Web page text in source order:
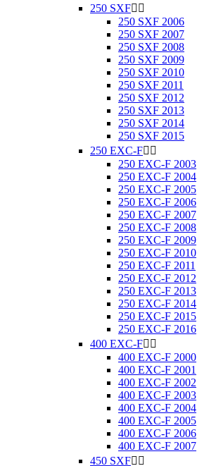
250 SXF 
250 SXF 2006
250 SXF 2007
250 SXF 2008
250 SXF 2009
250 SXF 2010
250 SXF 2011
250 SXF 2012
250 SXF 2013
250 SXF 2014
250 SXF 2015
250 EXC-F 
250 EXC-F 2003
250 EXC-F 2004
250 EXC-F 2005
250 EXC-F 2006
250 EXC-F 2007
250 EXC-F 2008
250 EXC-F 2009
250 EXC-F 2010
250 EXC-F 2011
250 EXC-F 2012
250 EXC-F 2013
250 EXC-F 2014
250 EXC-F 2015
250 EXC-F 2016
400 EXC-F 
400 EXC-F 2000
400 EXC-F 2001
400 EXC-F 2002
400 EXC-F 2003
400 EXC-F 2004
400 EXC-F 2005
400 EXC-F 2006
400 EXC-F 2007
450 SXF 